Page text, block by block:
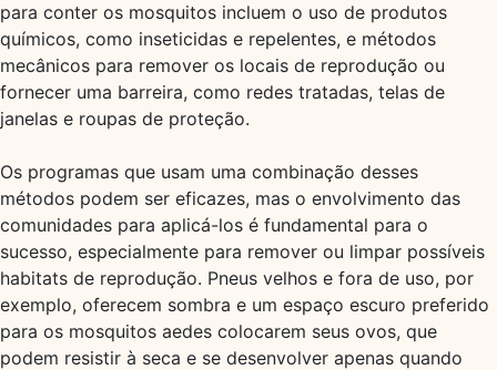
para conter os mosquitos incluem o uso de produtos
químicos, como inseticidas e repelentes, e métodos
mecânicos para remover os locais de reprodução ou
fornecer uma barreira, como redes tratadas, telas de
janelas e roupas de proteção.
Os programas que usam uma combinação desses
métodos podem ser eficazes, mas o envolvimento das
comunidades para aplicá-los é fundamental para o
sucesso, especialmente para remover ou limpar possíveis
habitats de reprodução. Pneus velhos e fora de uso, por
exemplo, oferecem sombra e um espaço escuro preferido
para os mosquitos aedes colocarem seus ovos, que
podem resistir à seca e se desenvolver apenas quando